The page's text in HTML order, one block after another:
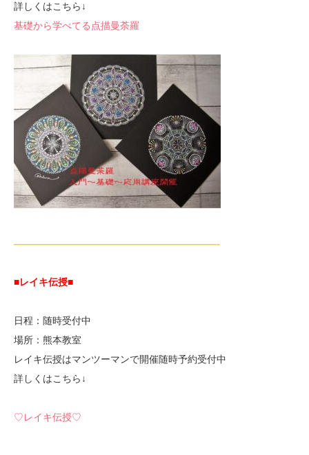
詳しくはこちら↓
基礎から学べてる点描曼荼羅
—————————————————————-
■レイキ伝授■
日程：随時受付中
場所：熊本教室
レイキ伝授はマンツーマンで開催随時予約受付中
詳しくはこちら↓
♡レイキ伝授♡